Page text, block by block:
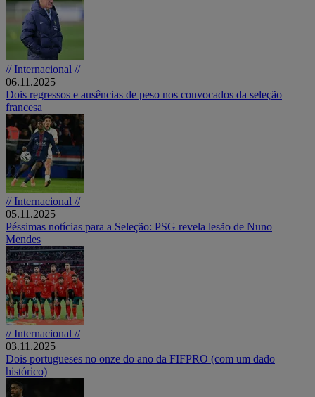
// Internacional //
06.11.2025
Dois regressos e ausências de peso nos convocados da seleção
francesa
// Internacional //
05.11.2025
Péssimas notícias para a Seleção: PSG revela lesão de Nuno
Mendes
// Internacional //
03.11.2025
Dois portugueses no onze do ano da FIFPRO (com um dado
histórico)